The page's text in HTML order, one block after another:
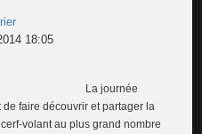
18:05
La journée
faire découvrir et partager la
volant au plus grand nombre